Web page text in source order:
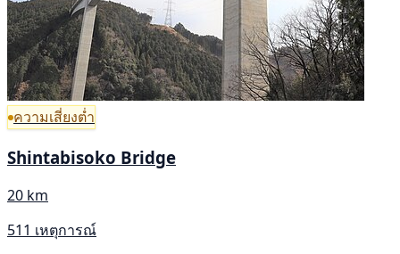
ความเสี่ยงต่ำ
Shintabisoko Bridge
20 km
511 เหตุการณ์